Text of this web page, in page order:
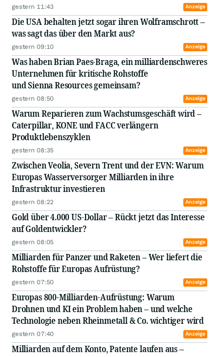
gestern 11:43 Anzeige
Die USA behalten jetzt sogar ihren Wolframschrott –
was sagt das über den Markt aus?
gestern 09:10 Anzeige
Was haben Brian Paes-Braga, ein milliardenschweres
Unternehmen für kritische Rohstoffe
und Sienna Resources gemeinsam?
gestern 08:50 Anzeige
Warum Reparieren zum Wachstumsgeschäft wird –
Caterpillar, KONE und FACC verlängern
Produktlebenszyklen
gestern 08:35 Anzeige
Zwischen Veolia, Severn Trent und der EVN: Warum
Europas Wasserversorger Milliarden in ihre
Infrastruktur investieren
gestern 08:22 Anzeige
Gold über 4.000 US-Dollar – Rückt jetzt das Interesse
auf Goldentwickler?
gestern 08:05 Anzeige
Milliarden für Panzer und Raketen – Wer liefert die
Rohstoffe für Europas Aufrüstung?
gestern 07:50 Anzeige
Europas 800-Milliarden-Aufrüstung: Warum
Drohnen und KI ein Problem haben – und welche
Technologie neben Rheinmetall & Co. wichtiger wird
gestern 07:40 Anzeige
Milliarden auf dem Konto, Patente laufen aus –